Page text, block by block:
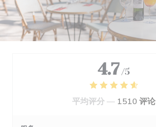
4.7 /5
平均评分 — 1510 评论